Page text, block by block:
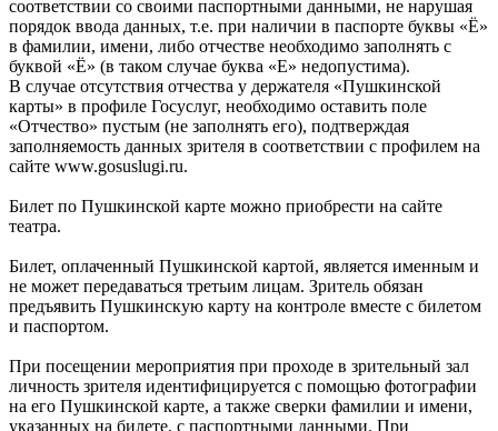
соответствии со своими паспортными данными, не нарушая
порядок ввода данных, т.е. при наличии в паспорте буквы «Ё»
в фамилии, имени, либо отчестве необходимо заполнять с
буквой «Ё» (в таком случае буква «Е» недопустима).
В случае отсутствия отчества у держателя «Пушкинской
карты» в профиле Госуслуг, необходимо оставить поле
«Отчество» пустым (не заполнять его), подтверждая
заполняемость данных зрителя в соответствии с профилем на
сайте www.gosuslugi.ru.
Билет по Пушкинской карте можно приобрести на сайте
театра.
Билет, оплаченный Пушкинской картой, является именным и
не может передаваться третьим лицам. Зритель обязан
предъявить Пушкинскую карту на контроле вместе с билетом
и паспортом.
При посещении мероприятия при проходе в зрительный зал
личность зрителя идентифицируется с помощью фотографии
на его Пушкинской карте, а также сверки фамилии и имени,
указанных на билете, с паспортными данными. При